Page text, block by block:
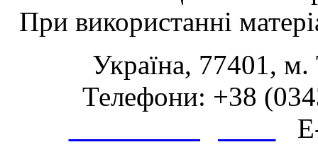
При використанні
Україна, 77401,
Телефони: +38